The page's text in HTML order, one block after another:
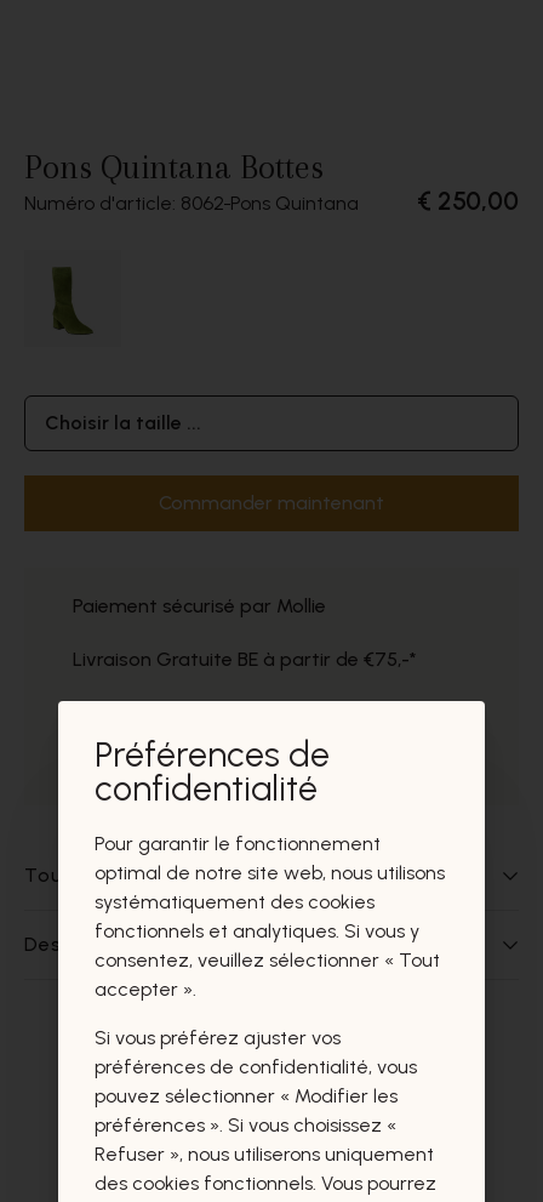
Pons Quintana Bottes
Numéro d'article: 8062 Pons Quintana € 250,00
Choisir la taille ...
Commander maintenant
Paiement sécurisé par Mollie
Livraison Gratuite BE à partir de €75,-*
Prélèvement gratuit dans nos magasins
Tout sur ce produit
Des questions sur ce produit?
Ces produits vous intéresseront
certainement aussi.
Préférences de
confidentialité
Pour garantir le fonctionnement
optimal de notre site web, nous utilisons
systématiquement des cookies
fonctionnels et analytiques. Si vous y
consentez, veuillez sélectionner « Tout
accepter ».
Si vous préférez ajuster vos
préférences de confidentialité, vous
pouvez sélectionner « Modifier les
préférences ». Si vous choisissez «
Refuser », nous utiliserons uniquement
des cookies fonctionnels. Vous pourrez